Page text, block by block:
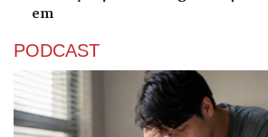
em
PODCAST